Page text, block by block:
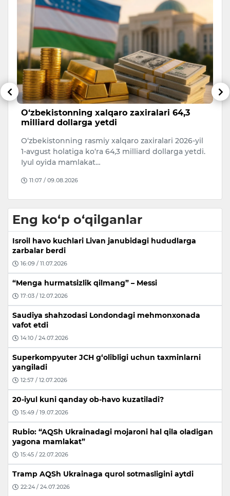
O‘zbekistonning xalqaro zaxiralari 64,3
milliard dollarga yetdi
O‘zbekistonning rasmiy xalqaro zaxiralari 2026-yil
1-avgust holatiga ko‘ra 64,3 milliard dollarga yetdi.
Iyul oyida mamlakat…
11:07 / 09.08.2026
Eng ko‘p o‘qilganlar
Isroil havo kuchlari Livan janubidagi hududlarga
zarbalar berdi
16:09 / 11.07.2026
“Menga hurmatsizlik qilmang” – Messi
17:03 / 12.07.2026
Saudiya shahzodasi Londondagi mehmonxonada
vafot etdi
14:10 / 24.07.2026
Superkompyuter JCH g‘olibligi uchun taxminlarni
yangiladi
12:57 / 12.07.2026
20-iyul kuni qanday ob-havo kuzatiladi?
15:49 / 19.07.2026
Rubio: “AQSh Ukrainadagi mojaroni hal qila oladigan
yagona mamlakat”
15:45 / 22.07.2026
Tramp AQSh Ukrainaga qurol sotmasligini aytdi
22:24 / 24.07.2026